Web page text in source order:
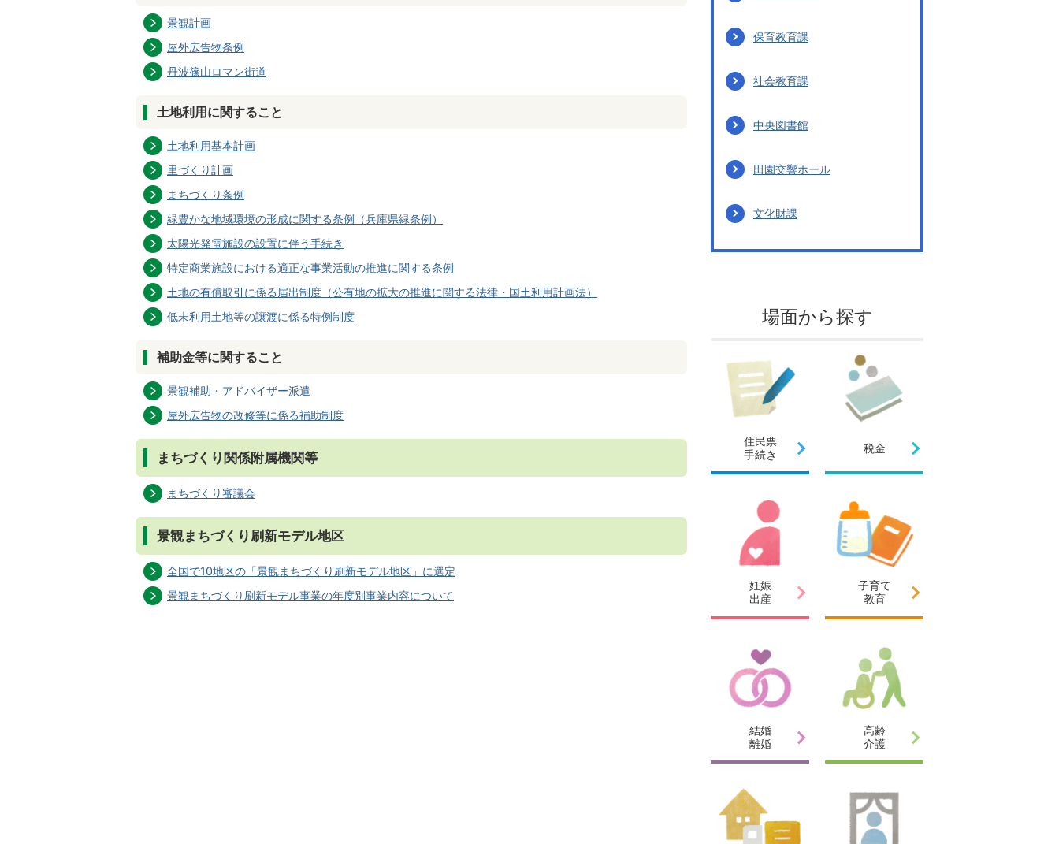
景観計画
屋外広告物条例
丹波篠山ロマン街道
土地利用に関すること
土地利用基本計画
里づくり計画
まちづくり条例
緑豊かな地域環境の形成に関する条例（兵庫県緑条例）
太陽光発電施設の設置に伴う手続き
特定商業施設における適正な事業活動の推進に関する条例
土地の有償取引に係る届出制度（公有地の拡大の推進に関する法律・国土利用計画法）
低未利用土地等の譲渡に係る特例制度
補助金等に関すること
景観補助・アドバイザー派遣
屋外広告物の改修等に係る補助制度
まちづくり関係附属機関等
まちづくり審議会
景観まちづくり刷新モデル地区
全国で10地区の「景観まちづくり刷新モデル地区」に選定
景観まちづくり刷新モデル事業の年度別事業内容について
保育教育課
社会教育課
中央図書館
田園交響ホール
文化財課
場面から探す
住民票
手続き
税金
妊娠
出産
子育て
教育
結婚
離婚
高齢
介護